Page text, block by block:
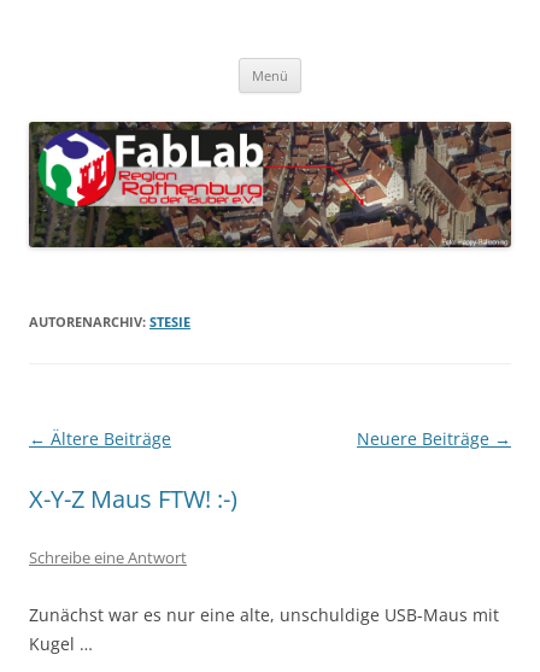
Menü
AUTORENARCHIV: STESIE
Beitragsnavigation
← Ältere Beiträge Neuere Beiträge →
X-Y-Z Maus FTW! :-)
Schreibe eine Antwort
Zunächst war es nur eine alte, unschuldige USB-Maus mit
Kugel …